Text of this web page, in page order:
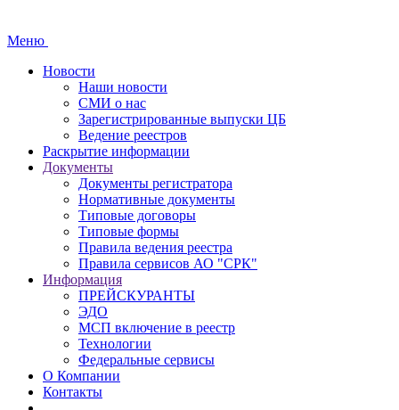
Меню
Новости
Наши новости
СМИ о нас
Зарегистрированные выпуски ЦБ
Ведение реестров
Раскрытие информации
Документы
Документы регистратора
Нормативные документы
Типовые договоры
Типовые формы
Правила ведения реестра
Правила сервисов АО "СРК"
Информация
ПРЕЙСКУРАНТЫ
ЭДО
МСП включение в реестр
Технологии
Федеральные сервисы
О Компании
Контакты